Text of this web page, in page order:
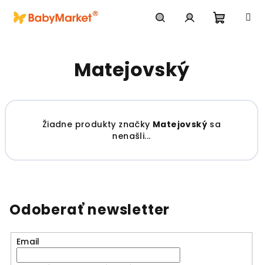
Matejovský
Žiadne produkty značky Matejovský sa
nenašli...
Odoberať newsletter
Email